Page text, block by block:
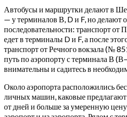
Автобусы и маршрутки делают в
— у терминалов В, D и F, но делают
последовательности: транспорт
едет в терминалы D и F, а после
транспорт от Речного вокзала (№
путь по аэропорту с терминала В
внимательны и садитесь в
Около аэропорта расположились
личных машин, каковые
от дней и больше за умеренную